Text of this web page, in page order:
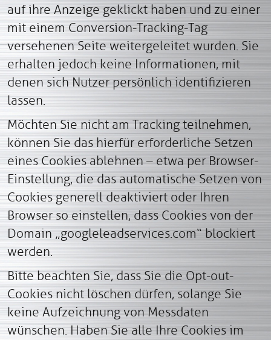
auf ihre Anzeige geklickt haben und zu einer
mit einem Conversion-Tracking-Tag
versehenen Seite weitergeleitet wurden. Sie
erhalten jedoch keine Informationen, mit
denen sich Nutzer persönlich identifizieren
lassen.
Möchten Sie nicht am Tracking teilnehmen,
können Sie das hierfür erforderliche Setzen
eines Cookies ablehnen – etwa per Browser-
Einstellung, die das automatische Setzen von
Cookies generell deaktiviert oder Ihren
Browser so einstellen, dass Cookies von der
Domain „googleleadservices.com“ blockiert
werden.
Bitte beachten Sie, dass Sie die Opt-out-
Cookies nicht löschen dürfen, solange Sie
keine Aufzeichnung von Messdaten
wünschen. Haben Sie alle Ihre Cookies im